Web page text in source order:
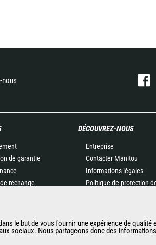
nous
de garantie
rechange
d'occasion
DÉCOUVREZ-NOUS
Entreprise
Contacter Manitou
Informations légales
Politique de protection
Actualités
Historique
le but de vous fournir une expérience de qualité
sociaux. Nous partageons donc des